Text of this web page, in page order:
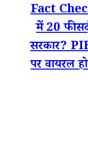
Fact
में 20
सरकार?
पर वायरल